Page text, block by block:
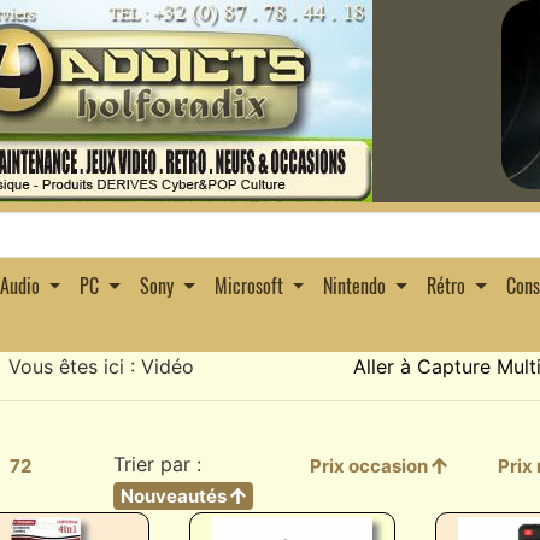
Audio PC Sony Microsoft Nintendo Rétro
Vous êtes ici : Vidéo Aller à Capture
72 Trier par : Prix occasion
Prix
Nouveautés